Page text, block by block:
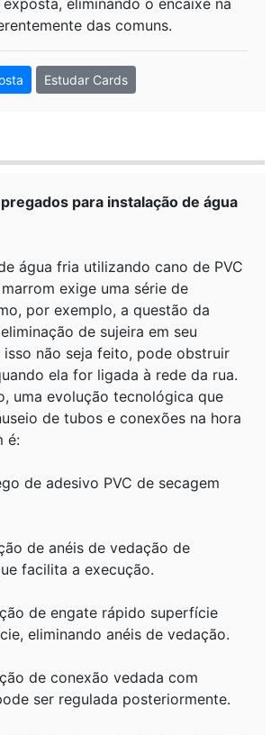
eliminando o encaixe na
das comuns.
Estudar Cards
para instalação de água
água fria utilizando cano de PVC
exige uma série de
por exemplo, a questão da
de sujeira em seu
isso não seja feito, pode obstruir
ela for ligada à rede da rua.
uma evolução tecnológica que
de tubos e conexões na hora
é:
de adesivo PVC de secagem
de anéis de vedação de
facilita a execução.
de engate rápido superfície
eliminando anéis de vedação.
de conexão vedada com
ser regulada posteriormente.